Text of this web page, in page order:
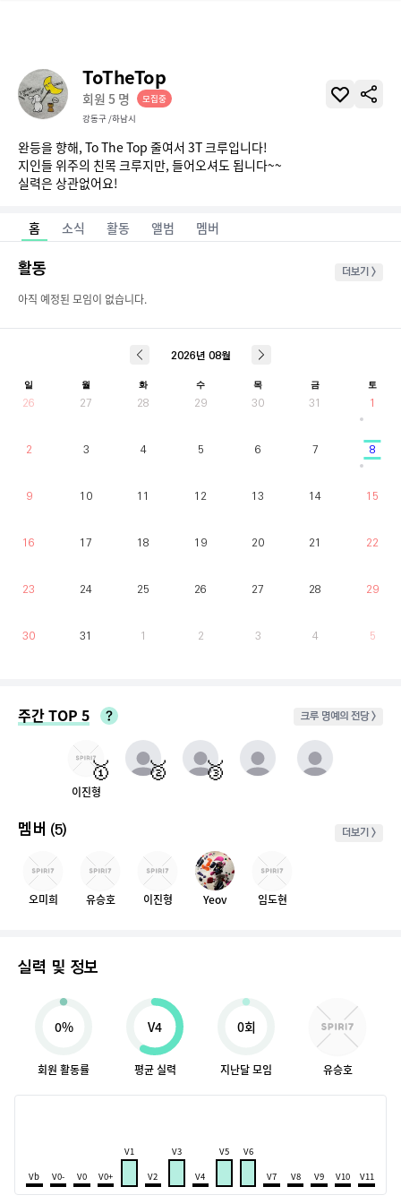
ToTheTop
회원 5 명
모집중
강동구 /하남시
완등을 향해, To The Top 줄여서 3T 크루입니다!
지인들 위주의 친목 크루지만, 들어오셔도 됩니다~~
실력은 상관없어요!
홈 소식 활동 앨범 멤버
활동 더보기 >
아직 예정된 모임이 없습니다.
2026년 08월
일 월 화 수 목 금 토
26 27 28 29 30 31 1
2 3 4 5 6 7 8
9 10 11 12 13 14 15
16 17 18 19 20 21 22
23 24 25 26 27 28 29
30 31 1 2 3 4 5
주간 TOP 5 크루 명예의 전당 >
매주 월요일부터 일요일까지 가장 클라이밍 시간이 많은 유저를 실시간으로 반영.
동점자 처리방식 : 클라이밍 횟수가 많은 순
🥇
이진형
🥈 🥉
멤버 (5) 더보기 >
오미희 유승호 이진형 Yeov 임도현
실력 및 정보
0%
회원 활동률
V4
평균 실력
0회
지난달 모임 유승호
Vb V0- V0 V0+
V1
V2
V3
V4
V5
V6
V7
V8 V9 V10 V11